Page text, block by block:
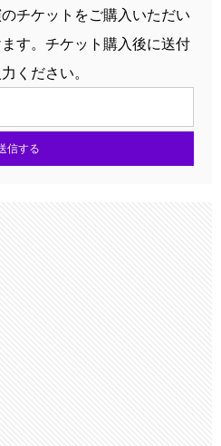
チケットをご購入いただい
す。チケット購入後に送付
ください。
信する